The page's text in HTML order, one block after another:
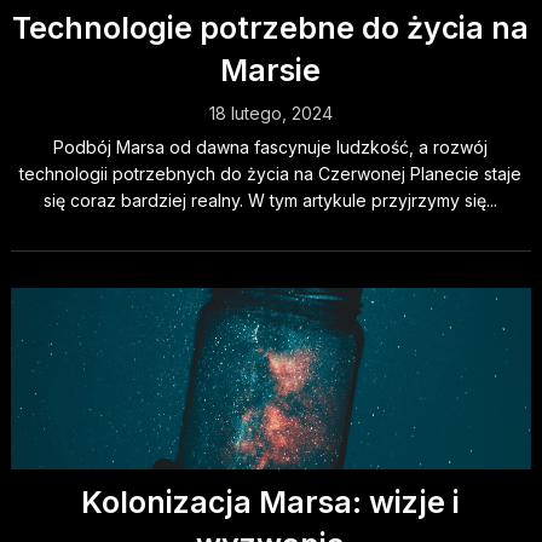
Technologie potrzebne do życia na
Marsie
18 lutego, 2024
Podbój Marsa od dawna fascynuje ludzkość, a rozwój
technologii potrzebnych do życia na Czerwonej Planecie staje
się coraz bardziej realny. W tym artykule przyjrzymy się...
Kolonizacja Marsa: wizje i